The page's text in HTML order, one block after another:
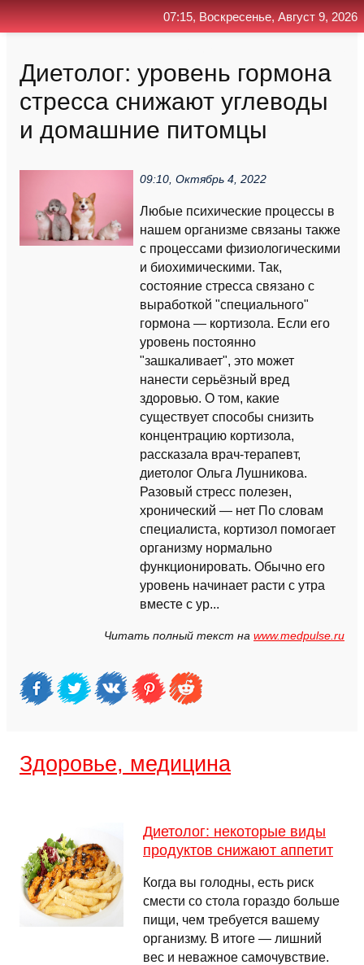
Диетолог: уровень гормона
стресса снижают углеводы
и домашние питомцы
09:10, Октябрь 4, 2022
Любые психические процессы в
нашем организме связаны также
с процессами физиологическими
и биохимическими. Так,
состояние стресса связано с
выработкой "специального"
гормона — кортизола. Если его
уровень постоянно
"зашкаливает", это может
нанести серьёзный вред
здоровью. О том, какие
существует способы снизить
концентрацию кортизола,
рассказала врач-терапевт,
диетолог Ольга Лушникова.
Разовый стресс полезен,
хронический — нет По словам
специалиста, кортизол помогает
организму нормально
функционировать. Обычно его
уровень начинает расти с утра
вместе с ур...
Читать полный текст на www.medpulse.ru
Здоровье, медицина
Диетолог: некоторые виды
продуктов снижают аппетит
Когда вы голодны, есть риск
смести со стола гораздо больше
пищи, чем требуется вашему
организму. В итоге — лишний
вес и неважное самочувствие.
07:15, Воскресенье, Август 9, 2026